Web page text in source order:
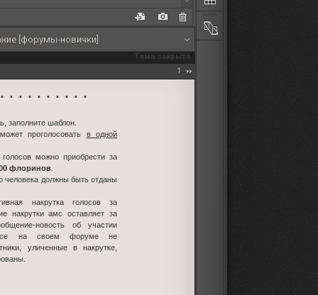
[форумы-новички]
Тема закрыта
1
• • • • • • • • •
заполните шаблон.
проголосовать в одной
можно приобрести за
флоринов.
человека должны быть отданы
накрутка голосов за
накрутки амс оставляет за
новость об участии
на своем форуме не
уличенные в накрутке,